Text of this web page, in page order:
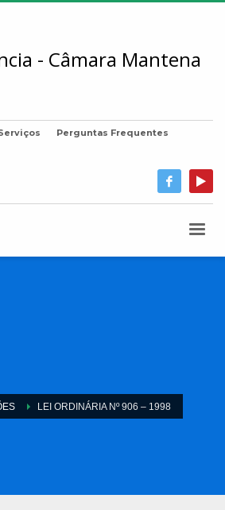
Perguntas Frequentes
LEI ORDINÁRIA Nº 906 – 1998